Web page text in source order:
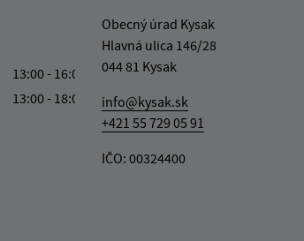
13:00 - 16:00
13:00 - 18:00
Obecný úrad Kysak
Hlavná ulica 146/28
044 81 Kysak
info@kysak.sk
+421 55 729 05 91
IČO: 00324400